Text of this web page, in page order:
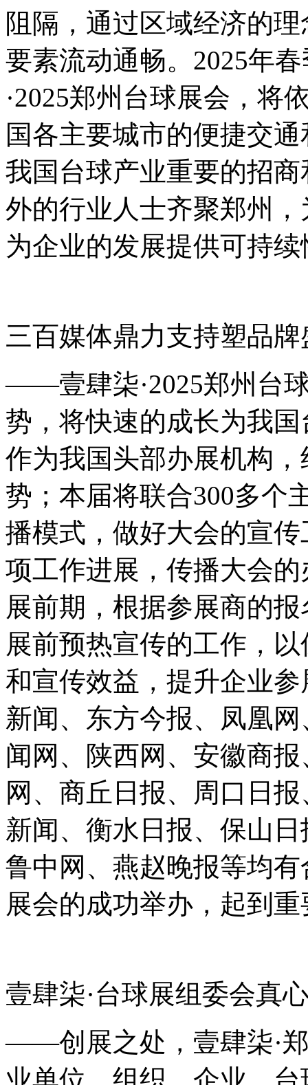
阻隔，通过区域经济的
要素流动通畅。2025年
·2025郑州台球展会，将
国各主要城市的便捷交
我国台球产业重要的招
外的行业人士齐聚郑州
为企业的发展提供可持
三百媒体鼎力支持塑品
——壹肆柒·2025郑州台
势，将快速的成长为我
作为我国头部办展机构
势；本届将联合300多个
播模式，做好大会的宣
项工作进展，传播大会
展前期，根据参展商的
展前预热宣传的工作，
和宣传效益，提升企业
新闻、东方今报、凤凰
闻网、陕西网、安徽商
网、商丘日报、周口日
新闻、衡水日报、保山
鲁中网、燕赵晚报等均
展会的成功举办，起到
壹肆柒·台球展组委会真
——创展之处，壹肆柒·
业单位、组织、企业、